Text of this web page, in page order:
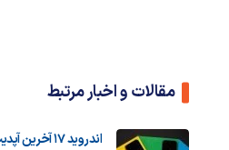
مقالات و اخبار مرتبط
اندروید ۱۷